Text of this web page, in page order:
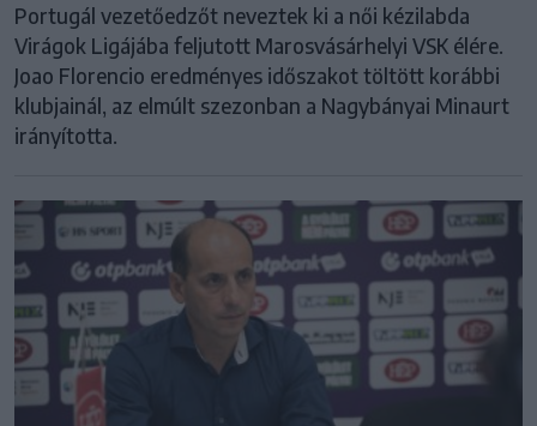
Portugál vezetőedzőt neveztek ki a női kézilabda
Virágok Ligájába feljutott Marosvásárhelyi VSK élére.
Joao Florencio eredményes időszakot töltött korábbi
klubjainál, az elmúlt szezonban a Nagybányai Minaurt
irányította.